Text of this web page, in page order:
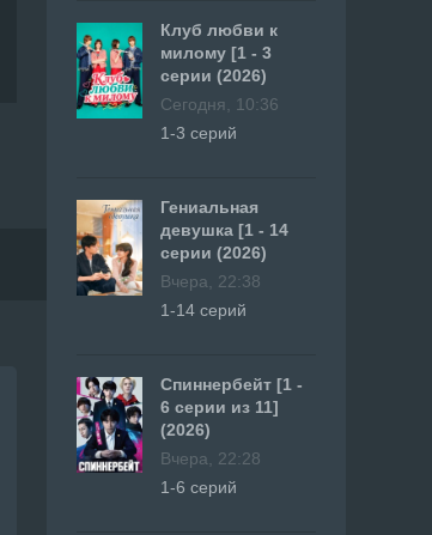
Клуб любви к
милому [1 - 3
серии (2026)
Сегодня, 10:36
1-3 серий
Гениальная
девушка [1 - 14
серии (2026)
Вчера, 22:38
1-14 серий
Спиннербейт [1 -
6 серии из 11]
(2026)
Вчера, 22:28
1-6 серий